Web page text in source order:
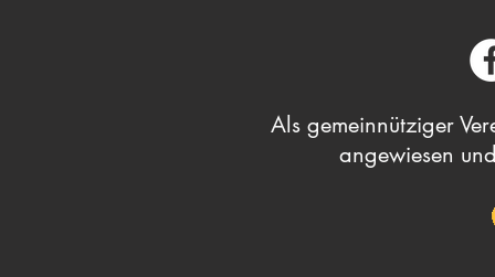
Als gemeinnütziger
angewiesen